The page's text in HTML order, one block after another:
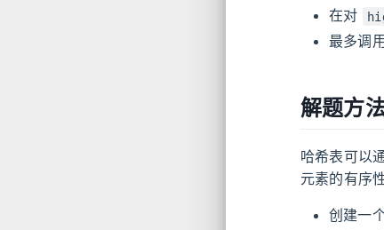
在对
最多调用
解题方
哈希表可以
元素的有序性
创建一